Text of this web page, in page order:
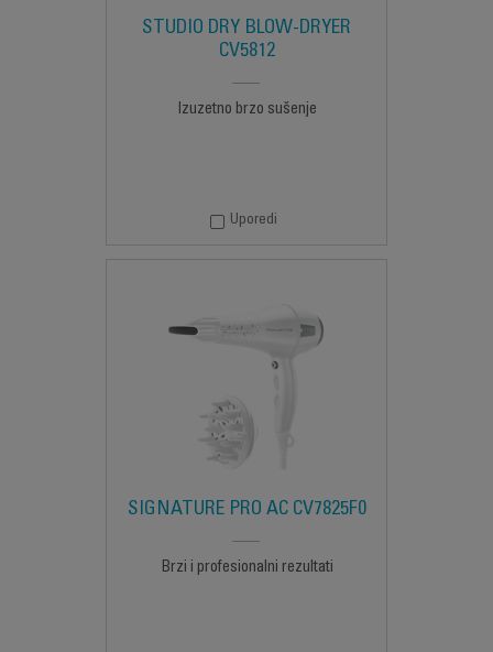
STUDIO DRY BLOW-DRYER
CV5812
Izuzetno brzo sušenje
Uporedi
SIGNATURE PRO AC CV7825F0
Brzi i profesionalni rezultati